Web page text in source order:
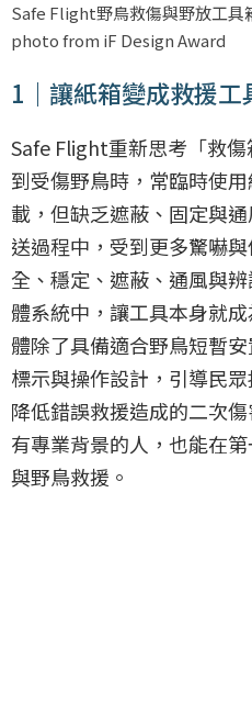
Safe Flight野鳥救傷與野放工具
photo from iF Design Award
1｜讓紙箱變成救援工
Safe Flight重新思考「救
到受傷野鳥時，常臨時使
載，但缺乏遮蔽、固定與
送過程中，受到更多驚嚇
全、穩定、遮蔽、通風與
體系統中，讓工具本身就
體除了具備適合野鳥短暫
標示與操作設計，引導民
降低錯誤救援造成的二次
有專業背景的人，也能在
與野鳥救援。